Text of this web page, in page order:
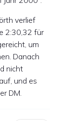
verlief
2:30,32 für
um
Danach
nicht
und es
DM.